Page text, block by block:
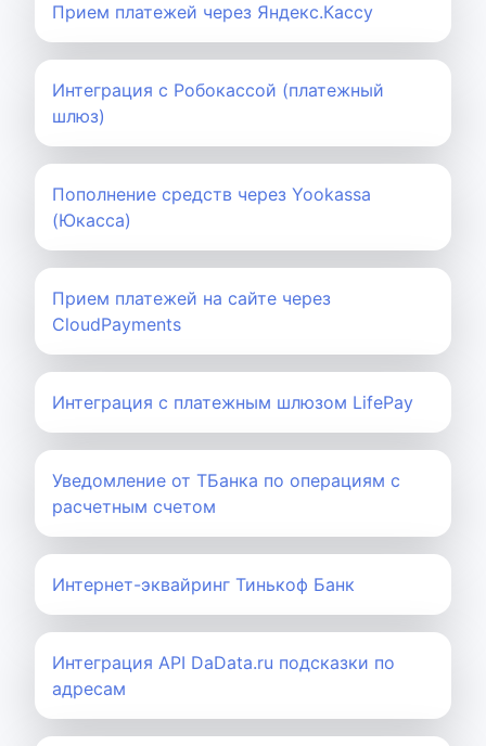
Прием платежей через Яндекс.Кассу
Интеграция с Робокассой (платежный
шлюз)
Пополнение средств через Yookassa
(Юкасса)
Прием платежей на сайте через
CloudPayments
Интеграция с платежным шлюзом LifePay
Уведомление от ТБанка по операциям с
расчетным счетом
Интернет-эквайринг Тинькоф Банк
Интеграция API DaData.ru подсказки по
адресам